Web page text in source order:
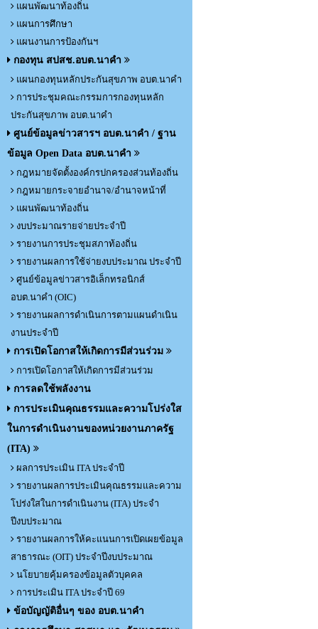
แผนพัฒนาท้องถิ่น
แผนการศึกษา
แผนงานการป้องกันฯ
กองทุน สปสช.อบต.นาคำ
แผนกองทุนหลักประกันสุขภาพ อบต.นาคำ
การประชุมคณะกรรมการกองทุนหลัก
ประกันสุขภาพ อบต.นาคำ
ศูนย์ข้อมูลข่าวสารฯ อบต.นาคำ / ฐาน
ข้อมูล Open Data อบต.นาคำ
กฎหมายจัดตั้งองค์กรปกครองส่วนท้องถิ่น
กฎหมายกระจายอำนาจ/อำนาจหน้าที่
แผนพัฒนาท้องถิ่น
งบประมาณรายจ่ายประจำปี
รายงานการประชุมสภาท้องถิ่น
รายงานผลการใช้จ่ายงบประมาณ ประจำปี
ศูนย์ข้อมูลข่าวสารอิเล็กทรอนิกส์
อบต.นาคำ (OIC)
รายงานผลการดำเนินการตามแผนดำเนิน
งานประจำปี
การเปิดโอกาสให้เกิดการมีส่วนร่วม
การเปิดโอกาสให้เกิดการมีส่วนร่วม
การลดใช้พลังงาน
การประเมินคุณธรรมและความโปร่งใส
ในการดำเนินงานของหน่วยงานภาครัฐ
(ITA)
ผลการประเมิน ITA ประจำปี
รายงานผลการประเมินคุณธรรมและความ
โปร่งใสในการดำเนินงาน (ITA) ประจำ
ปีงบประมาณ
รายงานผลการให้คะแนนการเปิดเผยข้อมูล
สาธารณะ (OIT) ประจำปีงบประมาณ
นโยบายคุ้มครองข้อมูลตัวบุคคล
การประเมิน ITA ประจำปี 69
ข้อบัญญัติอื่นๆ ของ อบต.นาคำ